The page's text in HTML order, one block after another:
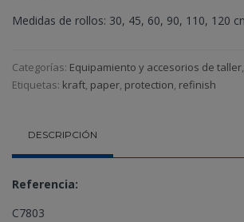
Medidas de rollos: 30, 45, 60, 90, 110, 120
Categorías: Equipamiento y accesorios de taller
Etiquetas: kraft paper protection refinish
DESCRIPCIÓN
Referencia:
C7803